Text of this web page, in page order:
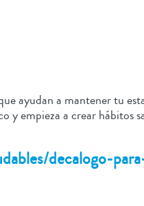
ayudan a mantener tu
empieza a crear hábitos
decalogo-